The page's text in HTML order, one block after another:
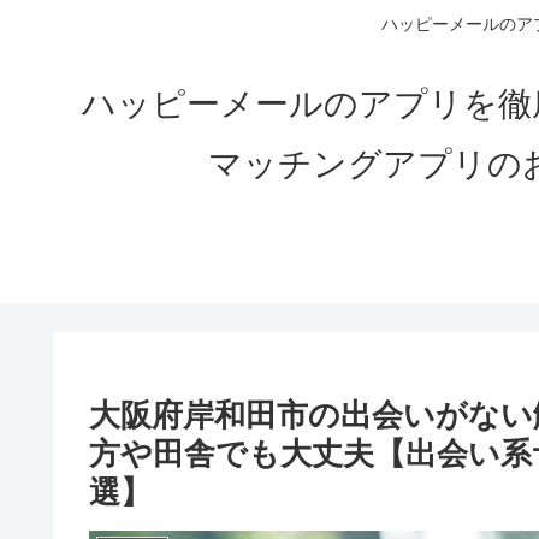
ハッピーメールの
ハッピーメールのアプリを
マッチングアプリ
大阪府岸和田市の出会いがな
方や田舎でも大丈夫【出会い
選】